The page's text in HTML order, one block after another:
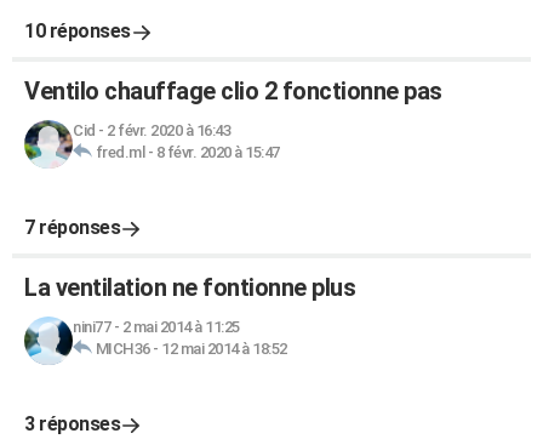
10 réponses
Ventilo chauffage clio 2 fonctionne pas
Cid - 2 févr. 2020 à 16:43
fred.ml - 8 févr. 2020 à 15:47
7 réponses
La ventilation ne fontionne plus
nini77- 2 mai 2014 à 11:25
MICH36- 12 mai 2014 à 18:52
3 réponses